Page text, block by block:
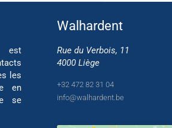
est
les
en
se
Walhardent
Rue du Verbois, 11
4000 Liège
+32 472 82 31 04
info@walhardent.be